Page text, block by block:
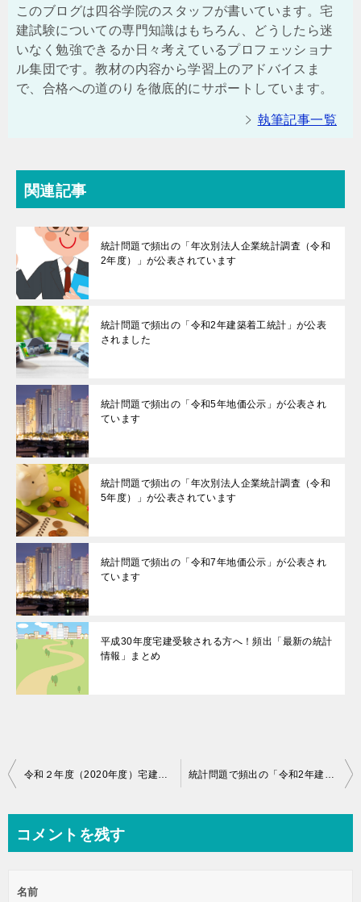
このブログは四谷学院のスタッフが書いています。宅
建試験についての専門知識はもちろん、どうしたら迷
いなく勉強できるか日々考えているプロフェッショナ
ル集団です。教材の内容から学習上のアドバイスま
で、合格への道のりを徹底的にサポートしています。
執筆記事一覧
関連記事
統計問題で頻出の「年次別法人企業統計調査（令和
2年度）」が公表されています
統計問題で頻出の「令和2年建築着工統計」が公表
されました
統計問題で頻出の「令和5年地価公示」が公表され
ています
統計問題で頻出の「年次別法人企業統計調査（令和
5年度）」が公表されています
統計問題で頻出の「令和7年地価公示」が公表され
ています
平成30年度宅建受験される方へ！頻出「最新の統計
情報」まとめ
投
ビ
コメントを残す
名前